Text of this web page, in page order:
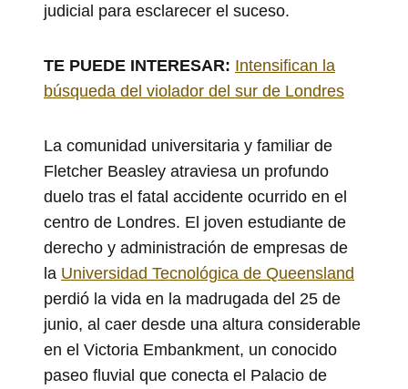
judicial para esclarecer el suceso.
TE PUEDE INTERESAR: Intensifican la
búsqueda del violador del sur de Londres
La comunidad universitaria y familiar de
Fletcher Beasley atraviesa un profundo
duelo tras el fatal accidente ocurrido en el
centro de Londres. El joven estudiante de
derecho y administración de empresas de
la Universidad Tecnológica de Queensland
perdió la vida en la madrugada del 25 de
junio, al caer desde una altura considerable
en el Victoria Embankment, un conocido
paseo fluvial que conecta el Palacio de